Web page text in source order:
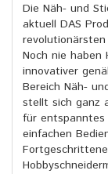
Die Näh- und
aktuell DAS
Noch nie haben
innovativer
Bereich Näh-
stellt sich ganz
für entspanntes
einfachen